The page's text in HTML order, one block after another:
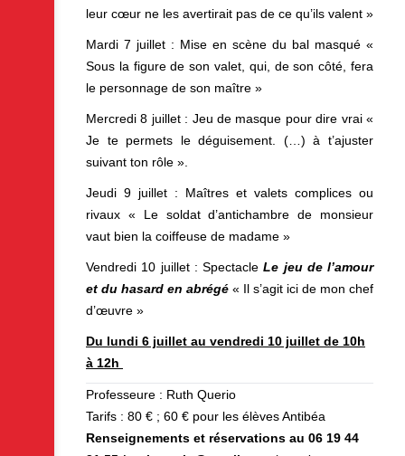
leur cœur ne les avertirait pas de ce qu’ils valent »
Mardi 7 juillet : Mise en scène du bal masqué «
Sous la figure de son valet, qui, de son côté, fera
le personnage de son maître »
Mercredi 8 juillet : Jeu de masque pour dire vrai «
Je te permets le déguisement. (…) à t’ajuster
suivant ton rôle ».
Jeudi 9 juillet : Maîtres et valets complices ou
rivaux « Le soldat d’antichambre de monsieur
vaut bien la coiffeuse de madame »
Vendredi 10 juillet : SpectacleLe jeu de l’amour
et du hasard en abrégé « Il s’agit ici de mon chef
d’œuvre »
Du lundi 6 juillet au vendredi 10 juillet de 10h
à 12h
Professeure : Ruth Querio
Tarifs : 80 € ; 60 € pour les élèves Antibéa
Renseignements et réservations au 06 19 44